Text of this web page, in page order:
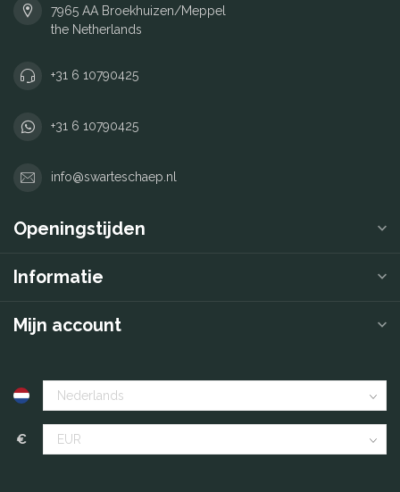
7965 AA Broekhuizen/Meppel
the Netherlands
+31 6 10790425
+31 6 10790425
info@swarteschaep.nl
Openingstijden
Informatie
Mijn account
€